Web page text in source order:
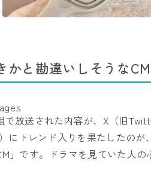
かと勘違いしそうな
で放送された内容が、X（旧
にトレンド入りを果たしたのが
」です。ドラマを見ていた人